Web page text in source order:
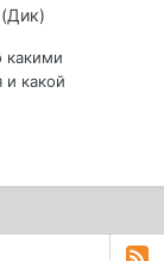
какими
и какой
2-3 дня 3-4
вообще